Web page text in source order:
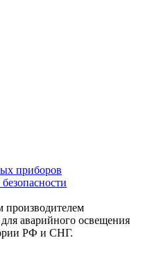
приборов
аварийного освещения
РФ и СНГ.